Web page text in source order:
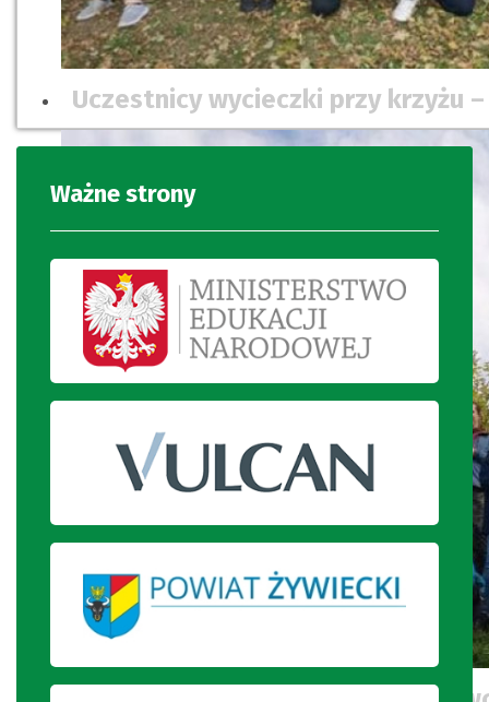
Uczestnicy wycieczki przy krzyżu
Ważne strony